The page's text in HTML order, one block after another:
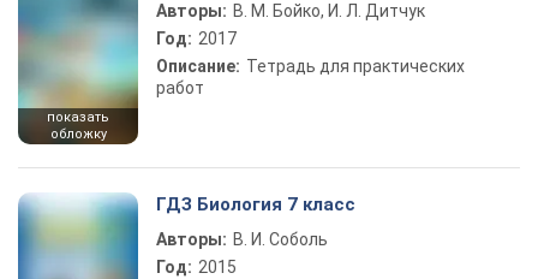
показать
обложку
Авторы: В. М. Бойко, И. Л. Дитчук
Год: 2017
Описание: Тетрадь для практических
работ
ГДЗ Биология 7 класс
Авторы: В. И. Соболь
Год: 2015